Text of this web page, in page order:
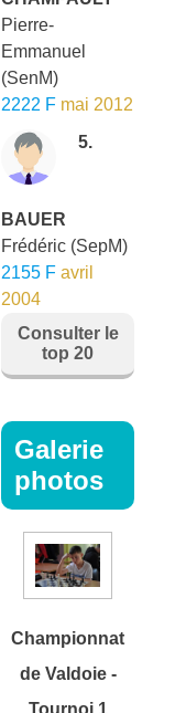
Pierre-
Emmanuel
(SenM)
2222 F mai 2012
5.
BAUER
Frédéric (SepM)
2155 F avril
2004
Consulter le
top 20
Galerie
photos
Championnat
de Valdoie -